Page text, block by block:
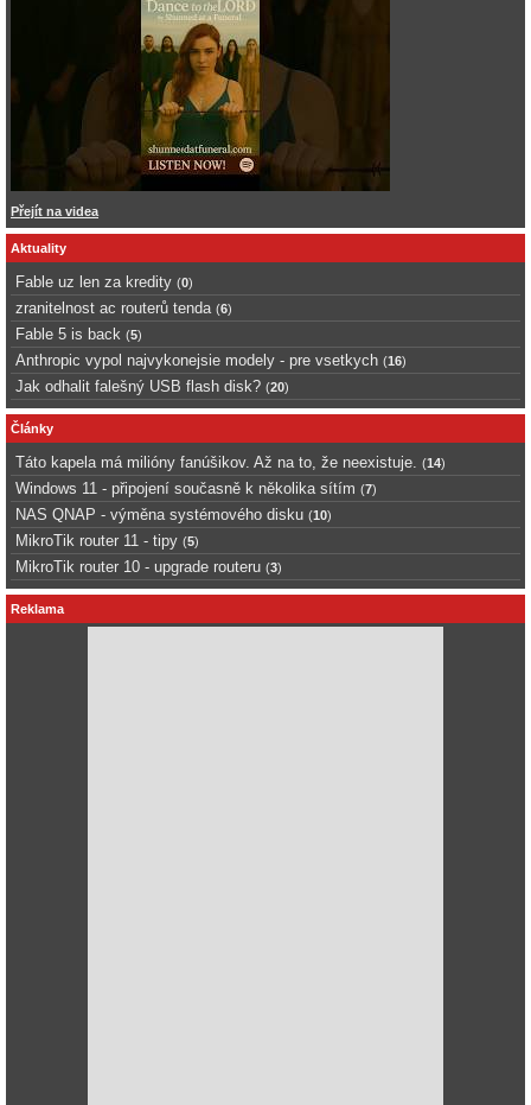
Přejít na videa
Aktuality
Fable uz len za kredity (0)
zranitelnost ac routerů tenda (6)
Fable 5 is back (5)
Anthropic vypol najvykonejsie modely - pre vsetkych (16)
Jak odhalit falešný USB flash disk? (20)
Články
Táto kapela má milióny fanúšikov. Až na to, že neexistuje. (14)
Windows 11 - připojení současně k několika sítím (7)
NAS QNAP - výměna systémového disku (10)
MikroTik router 11 - tipy (5)
MikroTik router 10 - upgrade routeru (3)
Reklama